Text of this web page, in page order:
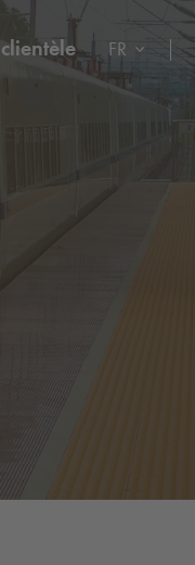
FR